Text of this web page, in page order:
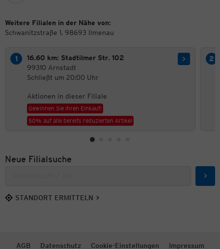
Weitere Filialen in der Nähe von:
Schwanitzstraße 1, 98693 Ilmenau
16.60 km: Stadtilmer Str. 102
99310 Arnstadt
Schließt um 20:00 Uhr
Aktionen in dieser Filiale
Gewinnen Sie Ihren Einkauf!
50% auf alle bereits reduzierten Artikel
Neue Filialsuche
STANDORT ERMITTELN
AGB Datenschutz Cookie-Einstellungen Impressum